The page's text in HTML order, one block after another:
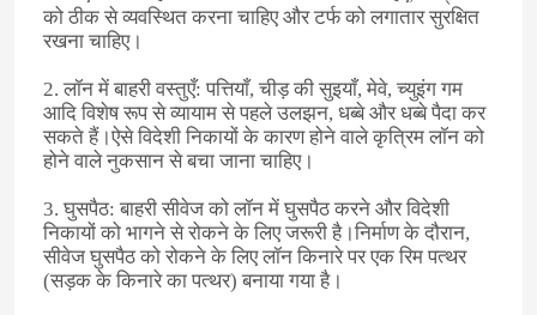
को ठीक से व्यवस्थित करना चाहिए और टर्फ को लगातार सुरक्षित
रखना चाहिए।
2. लॉन में बाहरी वस्तुएँ: पत्तियाँ, चीड़ की सुइयाँ, मेवे, च्युइंग गम
आदि विशेष रूप से व्यायाम से पहले उलझन, धब्बे और धब्बे पैदा कर
सकते हैं।ऐसे विदेशी निकायों के कारण होने वाले कृत्रिम लॉन को
होने वाले नुकसान से बचा जाना चाहिए।
3. घुसपैठ: बाहरी सीवेज को लॉन में घुसपैठ करने और विदेशी
निकायों को भागने से रोकने के लिए जरूरी है।निर्माण के दौरान,
सीवेज घुसपैठ को रोकने के लिए लॉन किनारे पर एक रिम पत्थर
(सड़क के किनारे का पत्थर) बनाया गया है।